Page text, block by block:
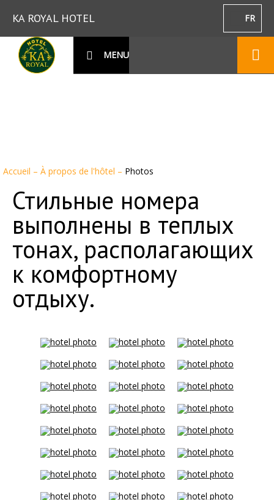
KA ROYAL HOTEL FR
MENU
Accueil – À propos de l'hôtel – Photos
Стильные номера
выполнены в теплых
тонах, располагающих
к комфортному
отдыху.